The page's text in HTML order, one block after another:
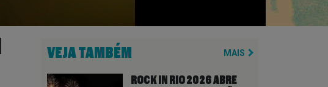
VEJA TAMBÉM MAIS
ROCK IN RIO 2026 ABRE